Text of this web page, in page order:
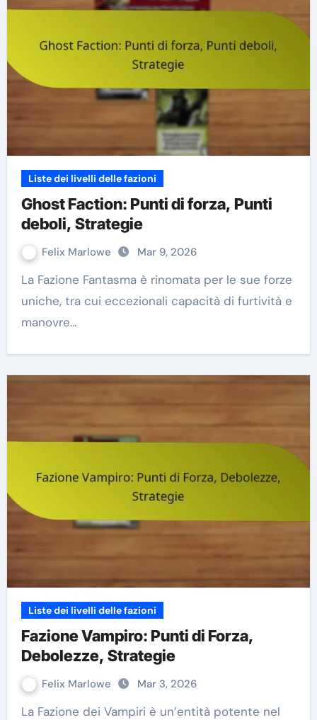
Liste dei livelli delle fazioni
Ghost Faction: Punti di forza, Punti
deboli, Strategie
Felix Marlowe Mar 9, 2026
La Fazione Fantasma è rinomata per le sue forze
uniche, tra cui eccezionali capacità di furtività e
manovre…
Liste dei livelli delle fazioni
Fazione Vampiro: Punti di Forza,
Debolezze, Strategie
Felix Marlowe Mar 3, 2026
La Fazione dei Vampiri è un’entità potente nel